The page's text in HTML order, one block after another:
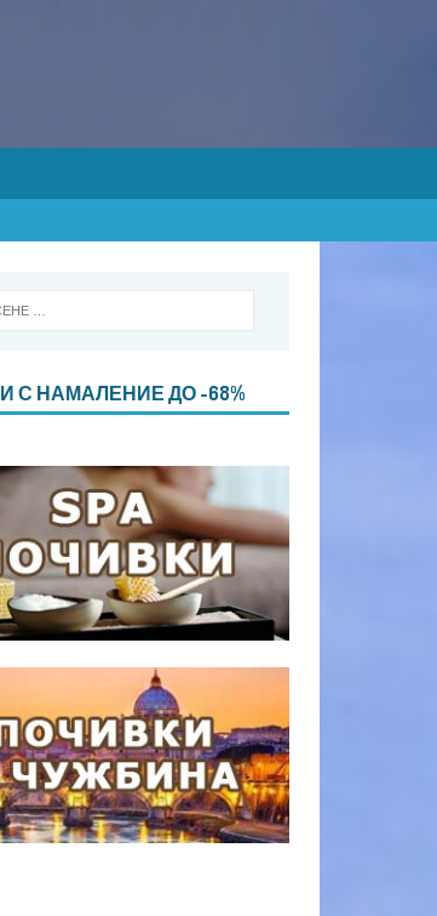
С НАМАЛЕНИЕ ДО -68%